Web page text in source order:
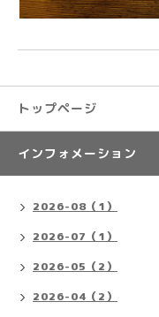
トップページ
インフォメーション
2026-08（1）
2026-07（1）
2026-05（2）
2026-04（2）